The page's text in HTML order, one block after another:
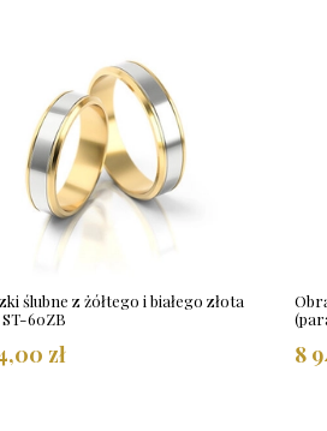
ślubne z żółtego i białego złota
60ZB
zł 8